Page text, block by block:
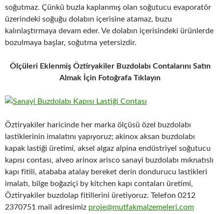
soğutmaz. Çünkü buzla kaplanmış olan soğutucu evaporatör
üzerindeki soğuğu dolabın içerisine atamaz, buzu
kalınlaştırmaya devam eder. Ve dolabın içerisindeki ürünlerde
bozulmaya başlar, soğutma yetersizdir.
Ölçüleri Eklenmiş Öztiryakiler Buzdolabı Contalarını Satın
Almak İçin Fotoğrafa Tıklayın
Öztiryakiler haricinde her marka ölçüsü özel buzdolabı
lastiklerinin imalatını yapıyoruz; akinox aksan buzdolabı
kapak lastiği üretimi, aksel algaz alpina endüstriyel soğutucu
kapısı contası, alveo arinox arisco sanayi buzdolabı mıknatıslı
kapı fitili, atababa atalay bereket derin dondurucu lastikleri
imalatı, bilge boğaziçi by kitchen kapı contaları üretimi,
Öztiryakiler buzdolap fitillerini üretiyoruz. Telefon 0212
2370751 mail adresimiz proje@mutfakmalzemeleri.com